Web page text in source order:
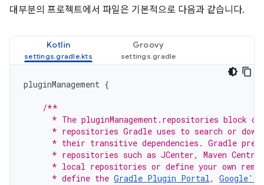
대부분의 프로젝트에서 파일은 기본적으로 다음과 같습니다.
Kotlin Groovy
pluginManagement {
/**
* The pluginManagement.repositories block
* repositories Gradle uses to search or
* their transitive dependencies. Gradle
* repositories such as JCenter, Maven
* local repositories or define your own
      * define the
Gradle Plugin Portal, Google's